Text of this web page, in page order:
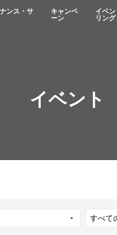
ンス・サ
キャンペ
ーン
イベ
リング
イベント